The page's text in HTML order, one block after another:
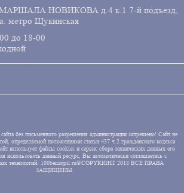
МАРШАЛА НОВИКОВА д.4 к.1 7-й подъезд,
метро Щукинская
до 18-00
без письменного разрешения администрации запрещено! Сайт не
определяемой положениями статьи 437 ч.2 гражданского кодекса
использует файлы cookies и сервис сбора технических данных его
использовать данный ресурс, Вы автоматически соглашаетесь с
технологий. 100benzopil.ru©COPYRIGHT 2018 ВСЕ ПРАВА
ЗАЩИЩЕНЫ.